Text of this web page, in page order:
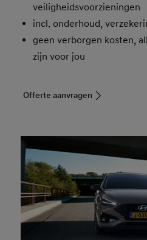
veiligheidsvoorzieningen
incl. onderhoud,
geen verborgen kosten,
zijn voor jou
Offerte aanvragen